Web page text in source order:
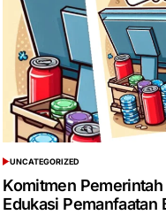
POSTED
IN
UNCATEGORIZED
Komitmen
Edukasi Pemanfaatan